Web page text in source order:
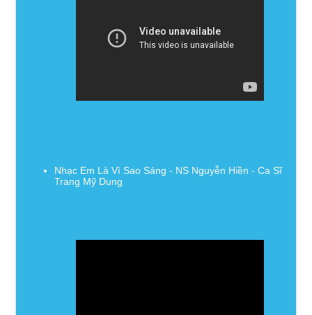
Nhạc Em Là Vì Sao Sáng - NS Nguyễn Hiền - Ca Sĩ
Trang Mỹ Dung